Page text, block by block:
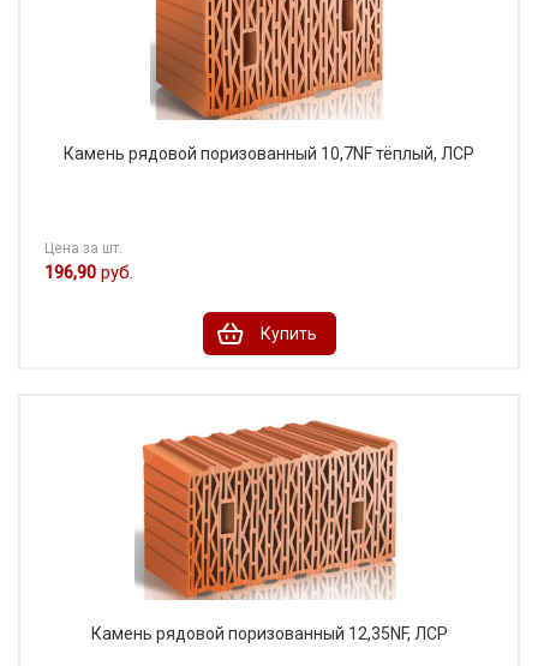
Камень рядовой поризованный 10,7NF тёплый, ЛСР
Цена за шт.
196,90 руб.
Купить
Камень рядовой поризованный 12,35NF, ЛСР